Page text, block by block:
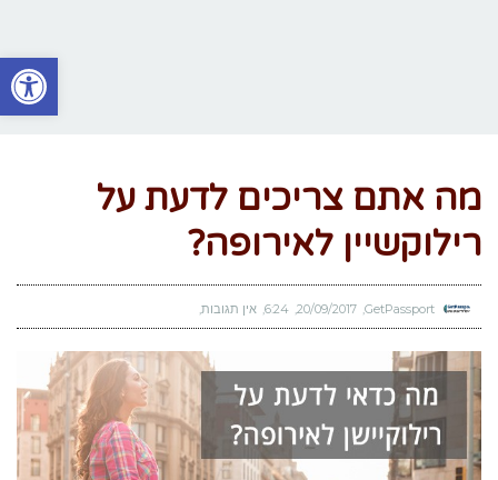
פתח
מה אתם צריכים לדעת על
רילוקשיין לאירופה?
20/09/2017
6:24 אין תגובות